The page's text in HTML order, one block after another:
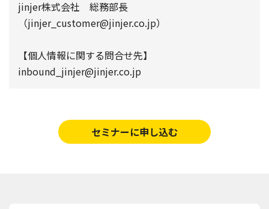
jinjer株式会社 総務部長
（jinjer_customer@jinjer.co.jp）
【個人情報に関する問合せ先】
inbound_jinjer@jinjer.co.jp
セミナーに申し込む